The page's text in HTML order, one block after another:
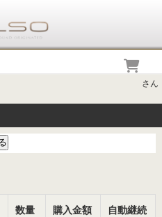
さん
数量 購入金額 自動継続